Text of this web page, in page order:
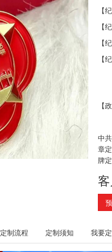
【
【
【
【
【
中
章
牌
定制流程 定制须知 我要